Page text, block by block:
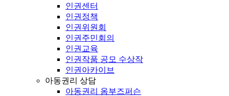
인권센터
인권정책
인권위원회
인권주민회의
인권교육
인권작품 공모 수상작
인권아카이브
아동권리 상담
아동권리 옴부즈퍼슨